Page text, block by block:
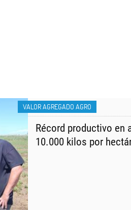
VALOR AGREGADO AGRO
Récord productivo en
10.000 kilos por